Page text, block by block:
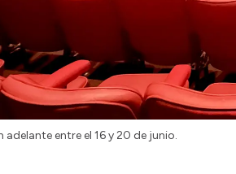
adelante entre el 16 y 20 de junio.